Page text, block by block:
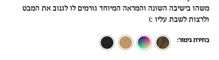
1,500.00 ש״ח
משהו בישיבה השונה והמראה המיוחד גורמים לו לגנוב את המבט
ולרצות לשבת עליו :)
בחירת גימור: